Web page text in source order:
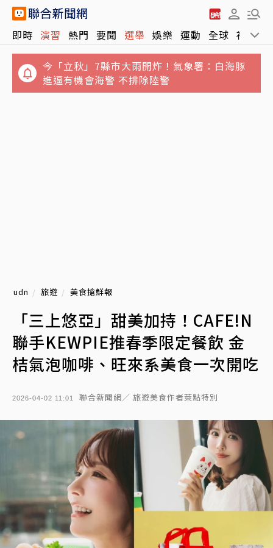
即時 演習 熱門 要聞 選舉 娛樂 運動 全球 社會
進逼有機會海警 不排除陸警
誆騙慈濟10億元！女律師勾結講經師吸金⋯豪
宅藏黃金鮑魚 要信徒喝精油
udn 旅遊 美食搶鮮報
「三上悠亞」甜美加持！CAFE!N
聯手KEWPIE推春季限定餐飲 金
桔氣泡咖啡、旺來系美食一次開吃
2026-04-02 11:01 聯合新聞網／ 旅遊美食作者萊點特別